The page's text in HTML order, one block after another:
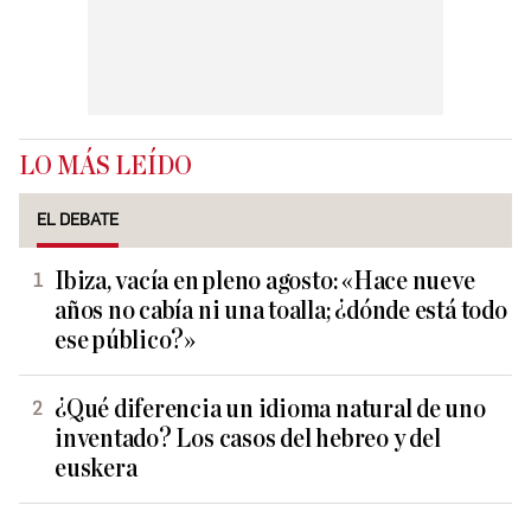
LO MÁS LEÍDO
EL DEBATE
Ibiza, vacía en pleno agosto: «Hace nueve
años no cabía ni una toalla; ¿dónde está todo
ese público?»
¿Qué diferencia un idioma natural de uno
inventado? Los casos del hebreo y del
euskera